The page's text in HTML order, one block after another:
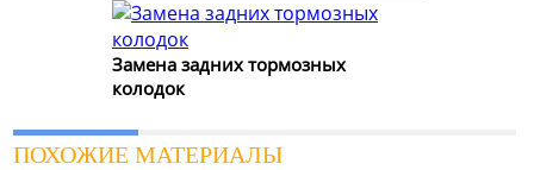
Замена задних тормозных
колодок
ПОХОЖИЕ МАТЕРИАЛЫ